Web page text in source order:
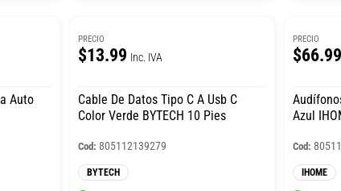
Auto
PRECIO
$13.99 Inc. IVA
Cable De Datos Tipo C A Usb C
Color Verde BYTECH 10 Pies
Cod: 805112139279
BYTECH
PRECIO
$66.99
Azul
Cod:
IHOME